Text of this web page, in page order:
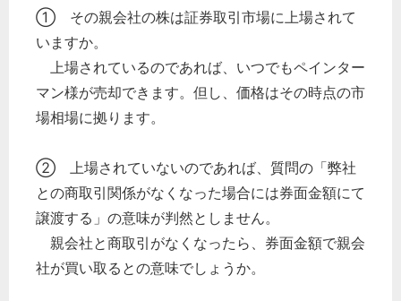
① その親会社の株は証券取引市場に上場されて
いますか。
上場されているのであれば、いつでもペインター
マン様が売却できます。但し、価格はその時点の市
場相場に拠ります。
② 上場されていないのであれば、質問の「弊社
との商取引関係がなくなった場合には券面金額にて
譲渡する」の意味が判然としません。
親会社と商取引がなくなったら、券面金額で親会
社が買い取るとの意味でしょうか。